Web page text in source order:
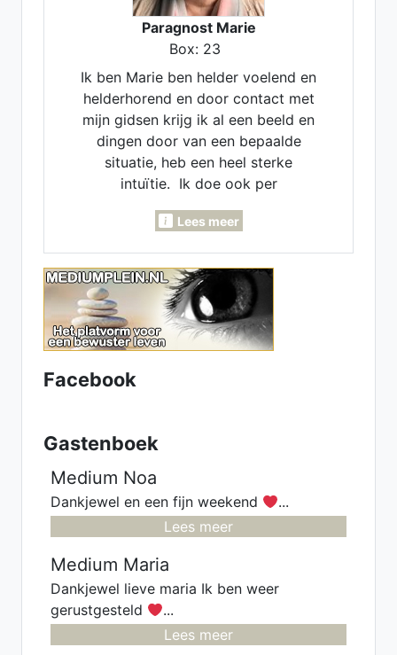
Paragnost Marie
Box: 23
Ik ben Marie ben helder voelend en
helderhorend en door contact met
mijn gidsen krijg ik al een beeld en
dingen door van een bepaalde
situatie, heb een heel sterke
intuïtie. Ik doe ook per
kan voor je pendelen, invoelen,
inzichtkaarten voor je leggen. Ook
voor verleden - heden en
toekomst. Heb een luisterend oor.
samen komen we er wel uit.
Lees meer
Facebook
Gastenboek
Medium Noa
Dankjewel en een fijn weekend
...
Lees meer
Medium Maria
Dankjewel lieve maria Ik ben weer
gerustgesteld
...
Lees meer